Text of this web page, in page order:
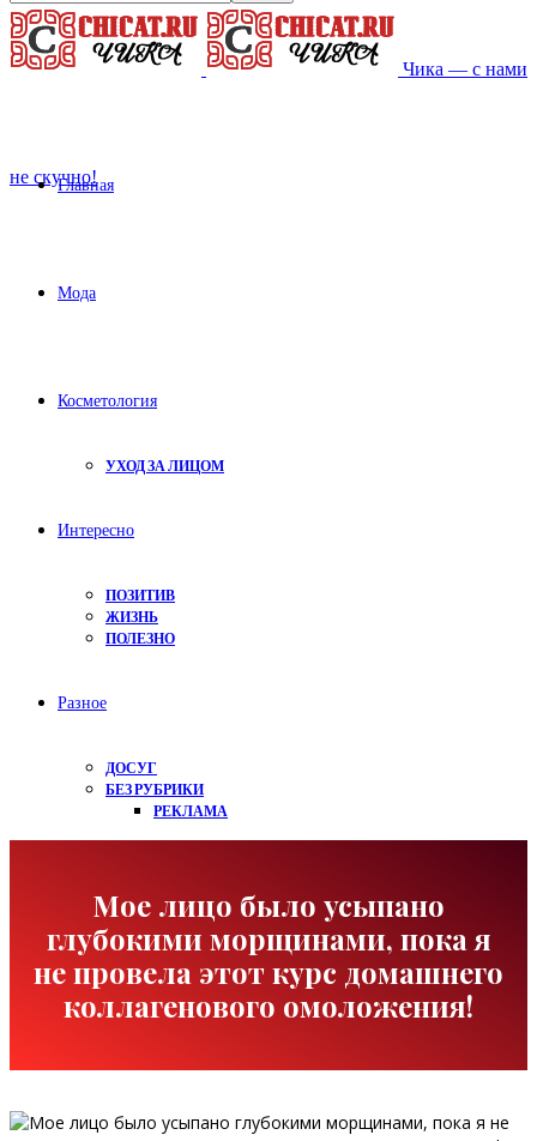
Чика — с нами
не скучно!
Главная
Мода
Косметология
УХОД ЗА ЛИЦОМ
Интересно
ПОЗИТИВ
ЖИЗНЬ
ПОЛЕЗНО
Разное
ДОСУГ
БЕЗ РУБРИКИ
РЕКЛАМА
Мое лицо было усыпано
глубокими морщинами, пока я
не провела этот курс домашнего
коллагенового омоложения!